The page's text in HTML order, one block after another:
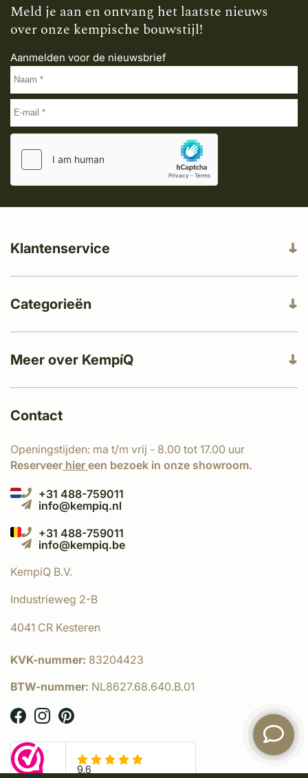
Meld je aan en ontvang het laatste nieuws
over onze kempische bouwstijl!
Aanmelden voor de nieuwsbrief
Meer over KempíQ
Klantenservice
Categorieën
Contact
Openingstijden: ma t/m vrij - 8.00 tot 17.00 uur
Reserveer hier een bezoek in onze showroom.
+31 488-759011
info@kempiq.nl
+31 488-759011
info@kempiq.be
KempíQ B.V.
Industrieweg 2-B
4041 CR Kesteren
KVK-nummer: 83204423
BTW-nummer: NL8627.68.640.B.01